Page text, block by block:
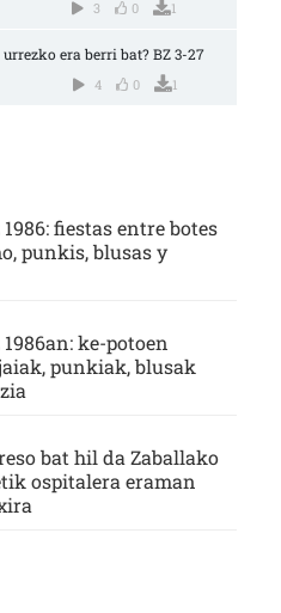
3 0 1
era berri bat? BZ 3-27
4 0 1
fiestas entre botes
punkis, blusas y
ke-potoen
punkiak, blusak
bat hil da Zaballako
ospitalera eraman